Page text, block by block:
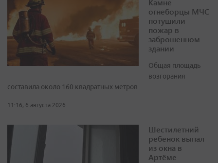
Камне
огнеборцы МЧС
потушили
пожар в
заброшенном
здании
Общая площадь
возгорания
составила около 160 квадратных метров
11:16, 6 августа 2026
Шестилетний
ребенок выпал
из окна в
Артёме